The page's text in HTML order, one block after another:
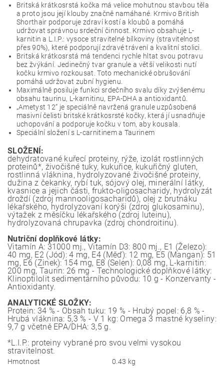
Britská krátkosrstá kočka má velice mohutnou stavbou těla
a proto jsou její klouby značně namáhané. Krmivo British
Shorthair podporuje zdraví kostí a kloubů a pomáhá
udržovat správnou srdeční činnost. Krmivo obsahuje L-
karnitin a L.I.P.: vysoce stravitelné bílkoviny (stravitelnost
přes 90%), které podporují zdravé trávení a kvalitní stolici.
Britská krátkosrstá má tendenci rychle hltat svou potravu
bez žvýkání. Jedinečný tvar granule a větší velikosti nutí
kočku krmivo rozkousat. Toto mechanické obrušování
pomáhá udržovat zubní hygienu.
Maximálně posiluje funkci srdečního svalu díky zvýšenému
obsahu taurinu, L-karnitinu, EPA-DHA a antioxidantů.
„Ametyst 12“ je speciálně navržená granule uzpůsobená
masivní čelisti britské krátkosrsté kočky, která jí usnadňuje
uchopování a podporuje kočku v tom, aby kousala.
Speciální složení s L-carnitinem a Taurinem
SLOŽENÍ:
dehydratované kuřecí proteiny, rýže, izolát rostlinných
proteinů*, živočišné tuky, kukuřice, kukuřičný gluten,
rostlinná vláknina, hydrolyzované živočišné proteiny,
dužina z čekanky, rybí tuk, sójový olej, minerální látky,
kvasnice a jejich části, frukto-oligosacharidy, hydrolyzát
droždí (zdroj mannooligosacharidů), olej z brutnáku
lékařského, hydrolyzovaní korýši (zdroj glukosaminu),
výtažek z měsíčku lékařského (zdroj luteinu),
hydrolyzovaná chrupavka (zdroj chondroitinu).
Nutriční doplňkové látky:
Vitamín A: 31000 mj., Vitamín D3: 800 mj., E1 (Železo):
40 mg, E2 (Jód): 4 mg, E4 (Měď): 12 mg, E5 (Mangan): 51
mg, E6 (Zinek): 154 mg, E8 (Selen): 0,08 mg, L-karnitin:
200 mg, Taurin: 26 mg - Technologické doplňkové látky:
Klinoptilolit sedimentárního původu: 10 g - Konzervanty -
Antioxidanty.
ANALYTICKÉ SLOŽKY:
Protein: 34 % - Obsah tuku: 19 % - Hrubý popel: 6,8 % -
Hrubá vláknina: 5,3 % - V 1 kg: Omega 3 mastné kyseliny:
9,7 g včetně EPA/DHA: 3,5 g.
*L.I.P.: proteiny vybrané pro svou velmi vysokou
stravitelnost.
Hmotnost 0.43 kg